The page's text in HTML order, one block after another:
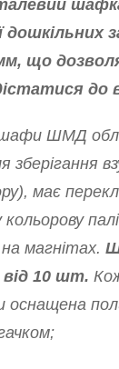
дошкільних
що
до
шафи ШМД
зберігання
має
кольорову
магнітах.
10 шт.
оснащена